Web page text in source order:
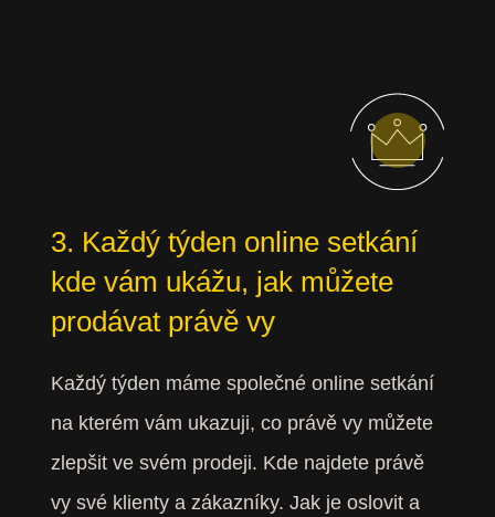
3. Každý týden online setkání
kde vám ukážu, jak můžete
prodávat právě vy
Každý týden máme společné online setkání
na kterém vám ukazuji, co právě vy můžete
zlepšit ve svém prodeji. Kde najdete právě
vy své klienty a zákazníky. Jak je oslovit a